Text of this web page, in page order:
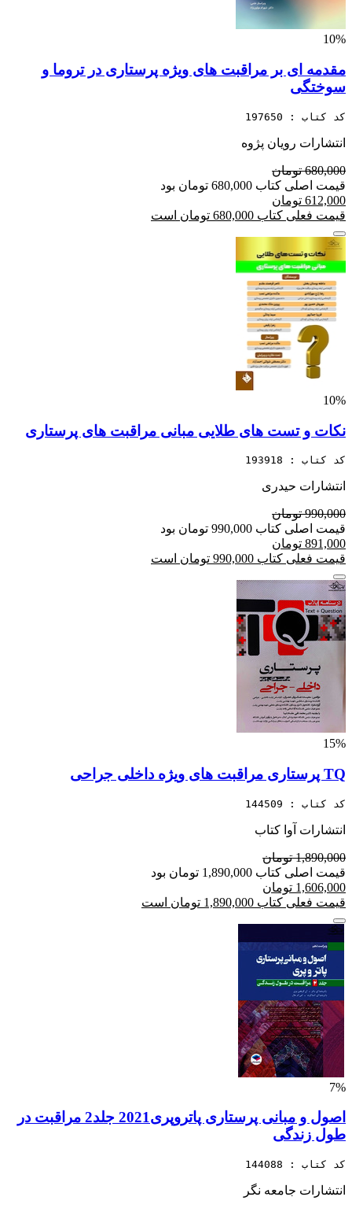
10%
مقدمه ای بر مراقبت های ویژه پرستاری در تروما و
سوختگی
کد کتاب : 197650
انتشارات رویان پژوه
680,000 تومان
قیمت اصلی کتاب 680,000 تومان بود
612,000 تومان
قیمت فعلی کتاب 680,000 تومان است
10%
نکات و تست های طلایی مبانی مراقبت های پرستاری
کد کتاب : 193918
انتشارات حیدری
990,000 تومان
قیمت اصلی کتاب 990,000 تومان بود
891,000 تومان
قیمت فعلی کتاب 990,000 تومان است
15%
TQ پرستاری مراقبت های ویژه داخلی جراحی
کد کتاب : 144509
انتشارات آوا کتاب
1,890,000 تومان
قیمت اصلی کتاب 1,890,000 تومان بود
1,606,000 تومان
قیمت فعلی کتاب 1,890,000 تومان است
7%
اصول و مبانی پرستاری پاتروپری2021 جلد2 مراقبت در
طول زندگی
کد کتاب : 144088
انتشارات جامعه نگر